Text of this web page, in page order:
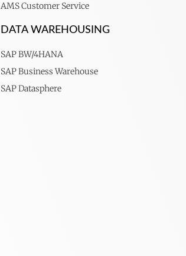
AMS Customer Service
DATA WAREHOUSING
SAP BW/4HANA
SAP Business Warehouse
SAP Datasphere